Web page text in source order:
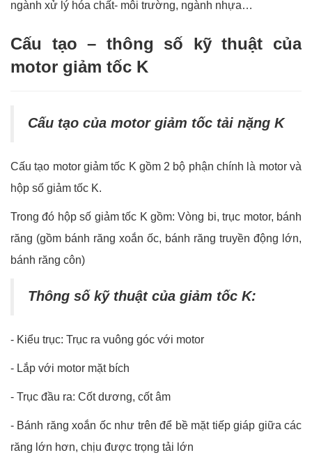
ngành xử lý hóa chất- môi trường, ngành nhựa…
Cấu tạo – thông số kỹ thuật của
motor giảm tốc K
Cấu tạo của motor giảm tốc tải nặng K
Cấu tạo motor giảm tốc K gồm 2 bộ phận chính là motor và
hộp số giảm tốc K.
Trong đó hộp số giảm tốc K gồm: Vòng bi, trục motor, bánh
răng (gồm bánh răng xoắn ốc, bánh răng truyền động lớn,
bánh răng côn)
Thông số kỹ thuật của giảm tốc K:
- Kiểu trục: Trục ra vuông góc với motor
- Lắp với motor mặt bích
- Trục đầu ra: Cốt dương, cốt âm
- Bánh răng xoắn ốc như trên để bề mặt tiếp giáp giữa các
răng lớn hơn, chịu được trọng tải lớn